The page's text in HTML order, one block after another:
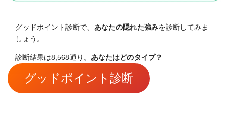
グッドポイント診断で、 あなたの隠れた強みを診断してみま
しょう。
診断結果は8,568通り。 あなたはどのタイプ？
グッドポイント診断